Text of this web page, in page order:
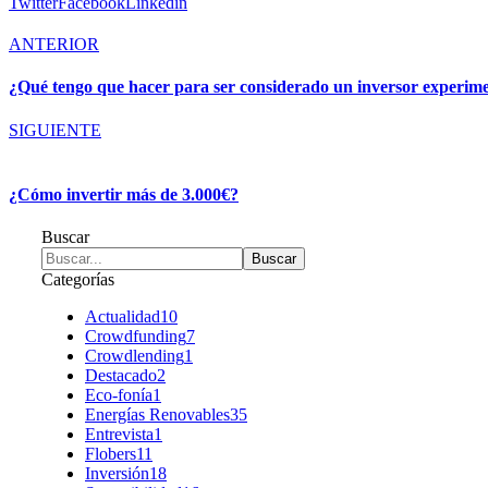
ANTERIOR
¿Qué tengo que hacer para ser considerado un inversor
SIGUIENTE
¿Cómo invertir más de 3.000€?
Buscar
Categorías
Actualidad10
Crowdfunding7
Crowdlending1
Destacado2
Eco-fonía1
Energías Renovables35
Entrevista1
Flobers11
Inversión18